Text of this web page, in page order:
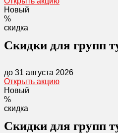
Новый
%
скидка
Скидки для групп
до 31 августа 2026
Открыть акцию
Новый
%
скидка
Скидки для групп